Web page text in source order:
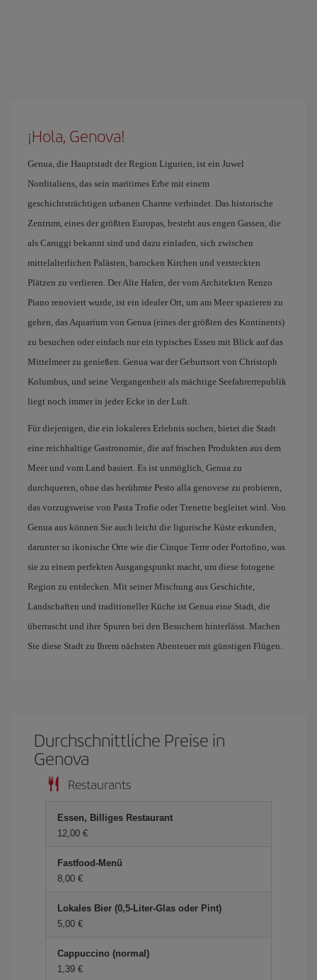
¡Hola, Genova!
Genua, die Hauptstadt der Region Ligurien, ist ein Juwel
Norditaliens, das sein maritimes Erbe mit einem
geschichtsträchtigen urbanen Charme verbindet. Das historische
Zentrum, eines der größten Europas, besteht aus engen Gassen, die
als Caruggi bekannt sind und dazu einladen, sich zwischen
mittelalterlichen Palästen, barocken Kirchen und versteckten
Plätzen zu verlieren. Der Alte Hafen, der vom Architekten Renzo
Piano renoviert wurde, ist ein idealer Ort, um am Meer spazieren zu
gehen, das Aquarium von Genua (eines der größten des Kontinents)
zu besuchen oder einfach nur ein typisches Essen mit Blick auf das
Mittelmeer zu genießen. Genua war der Geburtsort von Christoph
Kolumbus, und seine Vergangenheit als mächtige Seefahrerrepublik
liegt noch immer in jeder Ecke in der Luft.
Für diejenigen, die ein lokaleres Erlebnis suchen, bietet die Stadt
eine reichhaltige Gastronomie, die auf frischen Produkten aus dem
Meer und vom Land basiert. Es ist unmöglich, Genua zu
durchqueren, ohne das berühmte Pesto alla genovese zu probieren,
das vorzugsweise von Pasta Trofie oder Trenette begleitet wird. Von
Genua aus können Sie auch leicht die ligurische Küste erkunden,
darunter so ikonische Orte wie die Cinque Terre oder Portofino, was
sie zu einem perfekten Ausgangspunkt macht, um diese fotogene
Region zu entdecken. Mit seiner Mischung aus Geschichte,
Landschaften und traditioneller Küche ist Genua eine Stadt, die
überrascht und ihre Spuren bei den Besuchern hinterlässt. Machen
Sie diese Stadt zu Ihrem nächsten Abenteuer mit günstigen Flügen.
Durchschnittliche Preise in
Genova
Restaurants
Essen, Billiges Restaurant
12,00 €
Fastfood-Menü
8,00 €
Lokales Bier (0,5-Liter-Glas oder Pint)
5,00 €
Cappuccino (normal)
1,39 €